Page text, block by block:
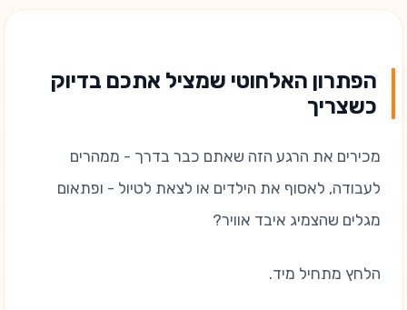
הפתרון האלחוטי שמציל אתכם בדיוק
כשצריך
מכירים את הרגע הזה שאתם כבר בדרך - ממהרים
לעבודה, לאסוף את הילדים או לצאת לטיול - ופתאום
מגלים שהצמיג איבד אוויר?
הלחץ מתחיל מיד.